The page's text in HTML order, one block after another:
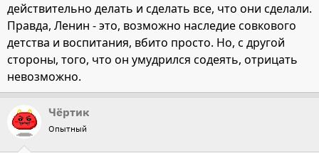
действительно делать и сделать все, что они сделали.
Правда, Ленин - это, возможно наследие совкового
детства и воспитания, вбито просто. Но, с другой
стороны, того, что он умудрился содеять, отрицать
невозможно.
Чёртик
Опытный